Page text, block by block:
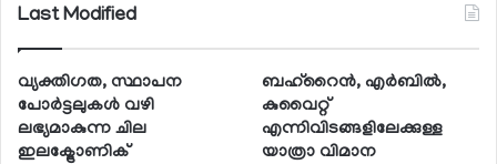
Last Modified
വ്യക്തിഗത, സ്ഥാപന
പോര്‍ട്ടലുകള്‍ വഴി
ലഭ്യമാകുന്ന ചില
ഇലക്ട്രോണിക്
ബഹ്റൈന്‍, എര്‍ബില്‍,
കുവൈറ്റ്
എന്നിവിടങ്ങളിലേക്കുള്ള
യാത്രാ വിമാന